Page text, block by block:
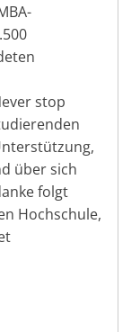
stop
über sich
folgt
Hochschule,